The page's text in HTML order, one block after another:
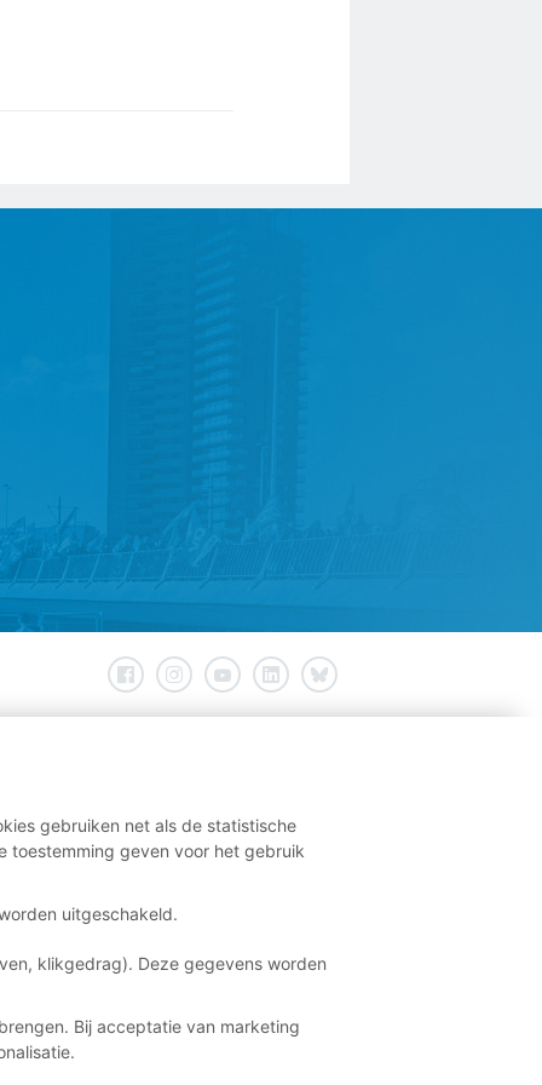
gebruiken net als de statistische
toestemming geven voor het gebruik
uitgeschakeld.
klikgedrag). Deze gegevens worden
Bij acceptatie van marketing